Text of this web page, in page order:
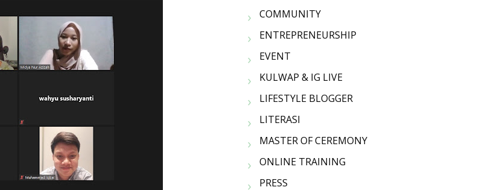
COMMUNITY
ENTREPRENEURSHIP
EVENT
KULWAP & IG LIVE
LIFESTYLE BLOGGER
LITERASI
MASTER OF CEREMONY
ONLINE TRAINING
PRESS